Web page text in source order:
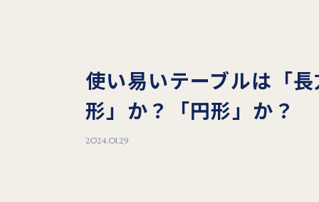
使い易いテーブルは「
形」か？「円形」か？
2024.01.29